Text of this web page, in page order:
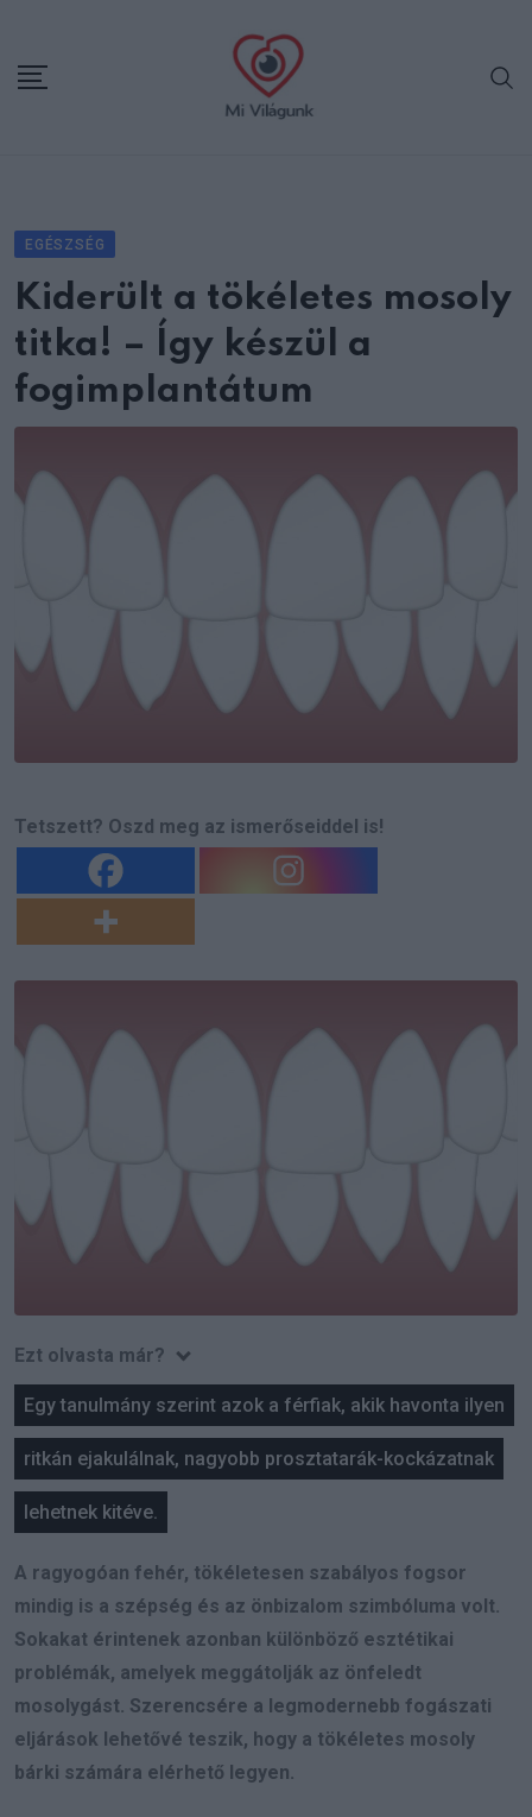
content
EGÉSZSÉG
Kiderült a tökéletes mosoly
titka! – Így készül a
fogimplantátum
Tetszett? Oszd meg az ismerőseiddel is!
Ezt olvasta már?
Egy tanulmány szerint azok a férfiak, akik havonta ilyen
ritkán ejakulálnak, nagyobb prosztatarák-kockázatnak
lehetnek kitéve.
A ragyogóan fehér, tökéletesen szabályos fogsor
mindig is a szépség és az önbizalom szimbóluma volt.
Sokakat érintenek azonban különböző esztétikai
problémák, amelyek meggátolják az önfeledt
mosolygást. Szerencsére a legmodernebb fogászati
eljárások lehetővé teszik, hogy a tökéletes mosoly
bárki számára elérhető legyen.